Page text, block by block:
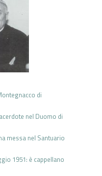
di
nel Duomo di
messa nel Santuario
1951: è cappellano